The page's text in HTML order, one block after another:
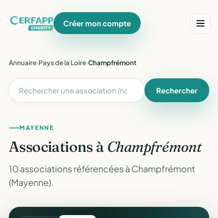
Créer mon compte
Annuaire›Pays de la Loire›Champfrémont
Rechercher
MAYENNE
Associations à Champfrémont
10 associations référencées à Champfrémont
(Mayenne).